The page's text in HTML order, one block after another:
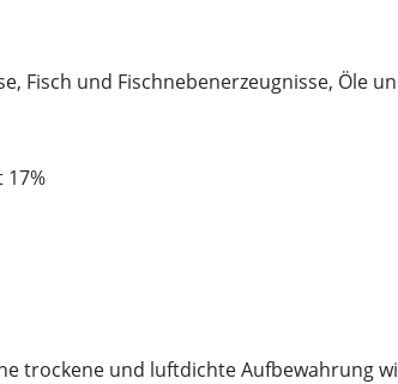
Fisch und Fischnebenerzeugnisse, Öle
17%
trockene und luftdichte Aufbewahrung